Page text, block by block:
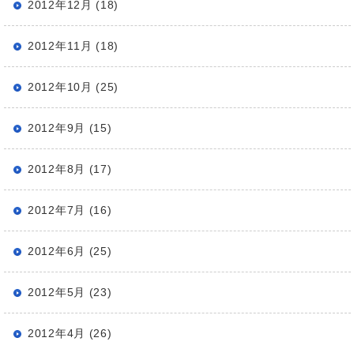
2012年12月 (18)
2012年11月 (18)
2012年10月 (25)
2012年9月 (15)
2012年8月 (17)
2012年7月 (16)
2012年6月 (25)
2012年5月 (23)
2012年4月 (26)